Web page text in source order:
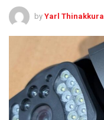
by Yarl